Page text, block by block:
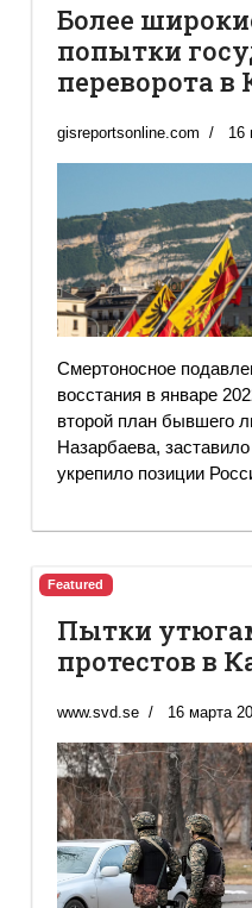
Более
попытки
переворота в
gisreportsonline.com 16
Смертоносное
восстания в январе
второй план бывшего
Назарбаева,
укрепило позиции
Featured
Пытки
протестов в
www.svd.se 16 марта